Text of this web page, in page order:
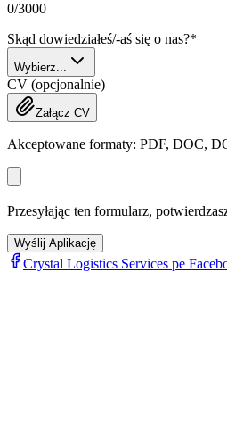
0/3000
Skąd dowiedziałeś/-aś się o nas?*
Wybierz...
CV (opcjonalnie)
Załącz CV
Akceptowane formaty: PDF, DOC,
Przesyłając ten formularz,
Wyślij Aplikację
Crystal Logistics Services pe